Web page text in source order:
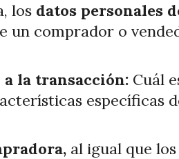
los datos personales
un comprador o
la transacción: Cuál
específicas
al igual que